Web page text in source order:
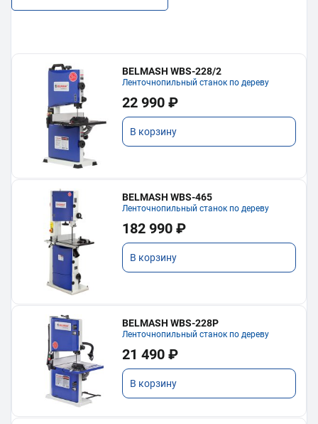
BELMASH WBS-228/2
Ленточнопильный станок по дереву
22 990 ₽
В корзину
BELMASH WBS-465
Ленточнопильный станок по дереву
182 990 ₽
В корзину
BELMASH WBS-228P
Ленточнопильный станок по дереву
21 490 ₽
В корзину